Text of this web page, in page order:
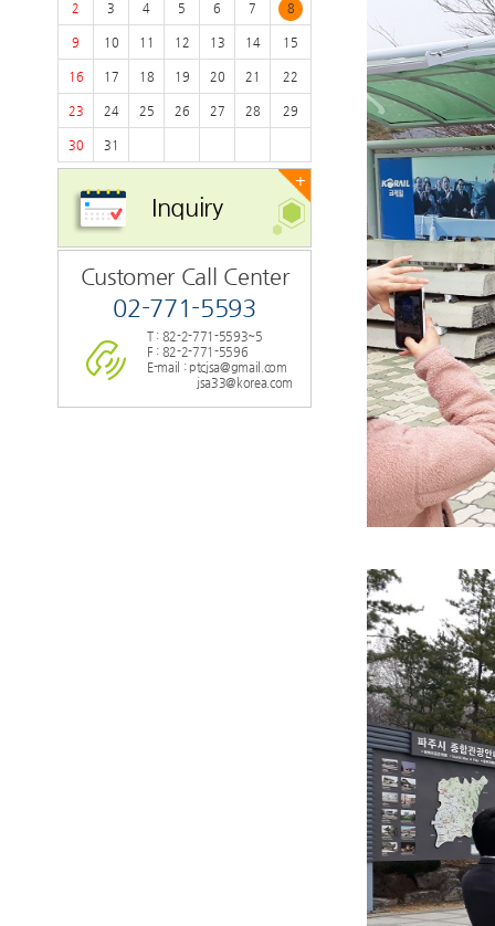
2 3 4 5 6 7 8
9 10 11 12 13 14 15
16 17 18 19 20 21 22
23 24 25 26 27 28 29
30 31
+
Inquiry
Customer Call Center
02-771-5593
T : 82-2-771-5593~5
F : 82-2-771-5596
E-mail : ptcjsa@gmail.com
jsa33@korea.com